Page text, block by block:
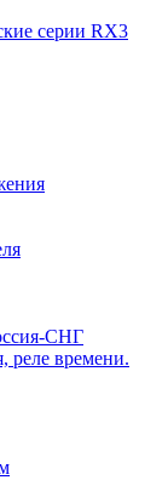
серии RX3
СНГ
реле времени.